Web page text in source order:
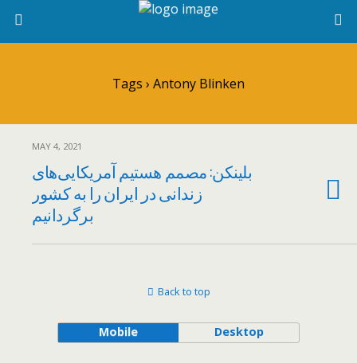
Tags › Antony Blinken
MAY 4, 2021
بلینکن: مصمم هستیم آمریکایی‌های
زندانی در ایران را به کشور
برگردانیم
Back to top
Mobile Desktop